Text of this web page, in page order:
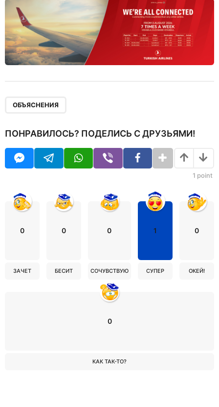
ОБЪЯСНЕНИЯ
ПОНРАВИЛОСЬ? ПОДЕЛИСЬ С ДРУЗЬЯМИ!
1 point
0
ЗАЧЕТ
0
БЕСИТ
0
СОЧУВСТВУЮ
1
СУПЕР
0
ОКЕЙ!
0
КАК ТАК-ТО?